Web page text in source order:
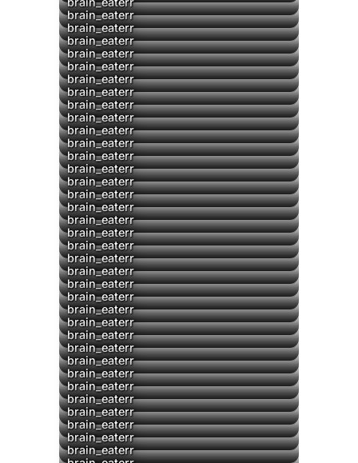
brain_eaterr
brain_eaterr
brain_eaterr
brain_eaterr
brain_eaterr
brain_eaterr
brain_eaterr
brain_eaterr
brain_eaterr
brain_eaterr
brain_eaterr
brain_eaterr
brain_eaterr
brain_eaterr
brain_eaterr
brain_eaterr
brain_eaterr
brain_eaterr
brain_eaterr
brain_eaterr
brain_eaterr
brain_eaterr
brain_eaterr
brain_eaterr
brain_eaterr
brain_eaterr
brain_eaterr
brain_eaterr
brain_eaterr
brain_eaterr
brain_eaterr
brain_eaterr
brain_eaterr
brain_eaterr
brain_eaterr